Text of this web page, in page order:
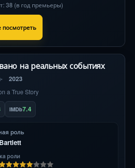
Кейли Куоко и Дэвид Ойелоуо в
боевике о доверии и экстрем
38 (в год премьеры)
посмотреть
на реальных событиях
2023
a True Story
IMDb7.4
роль
роли